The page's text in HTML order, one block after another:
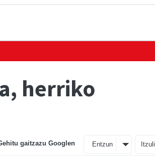
herriko
gaitzazu Googlen Entzun Itzuli